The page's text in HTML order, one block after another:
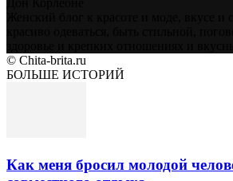
© Chita-brita.ru
БОЛЬШЕ ИСТОРИЙ
Как меня бросил молодой